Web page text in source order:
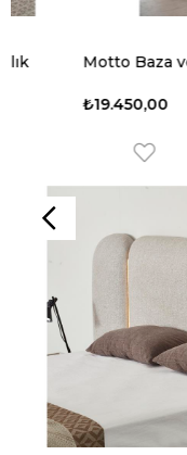
Motto Baza ve Başlık
₺19.450,00